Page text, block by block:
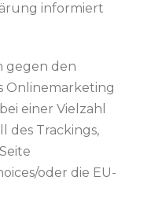
informiert
gegen den
Onlinemarketing
einer Vielzahl
des Trackings,
oder die EU-